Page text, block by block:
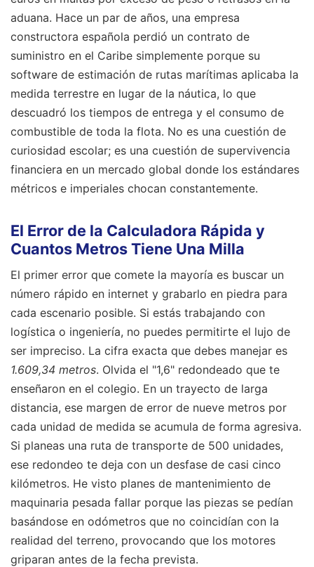
aduana. Hace un par de años, una empresa
constructora española perdió un contrato de
suministro en el Caribe simplemente porque su
software de estimación de rutas marítimas aplicaba la
medida terrestre en lugar de la náutica, lo que
descuadró los tiempos de entrega y el consumo de
combustible de toda la flota. No es una cuestión de
curiosidad escolar; es una cuestión de supervivencia
financiera en un mercado global donde los estándares
métricos e imperiales chocan constantemente.
El Error de la Calculadora Rápida y
Cuantos Metros Tiene Una Milla
El primer error que comete la mayoría es buscar un
número rápido en internet y grabarlo en piedra para
cada escenario posible. Si estás trabajando con
logística o ingeniería, no puedes permitirte el lujo de
ser impreciso. La cifra exacta que debes manejar es
1.609,34 metros. Olvida el "1,6" redondeado que te
enseñaron en el colegio. En un trayecto de larga
distancia, ese margen de error de nueve metros por
cada unidad de medida se acumula de forma agresiva.
Si planeas una ruta de transporte de 500 unidades,
ese redondeo te deja con un desfase de casi cinco
kilómetros. He visto planes de mantenimiento de
maquinaria pesada fallar porque las piezas se pedían
basándose en odómetros que no coincidían con la
realidad del terreno, provocando que los motores
griparan antes de la fecha prevista.